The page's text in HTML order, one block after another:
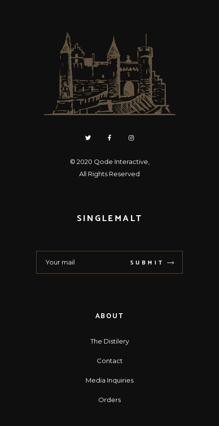
© 2020 Qode Interactive
All Rights Reserved
SINGLEMALT
SUBMIT
ABOUT
The Distilery
Contact
Media Inquiries
Orders